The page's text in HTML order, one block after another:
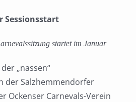
Sessionsstart
startet im Januar
„nassen“
der Salzhemmendorfer
Ockenser Carnevals-Verein